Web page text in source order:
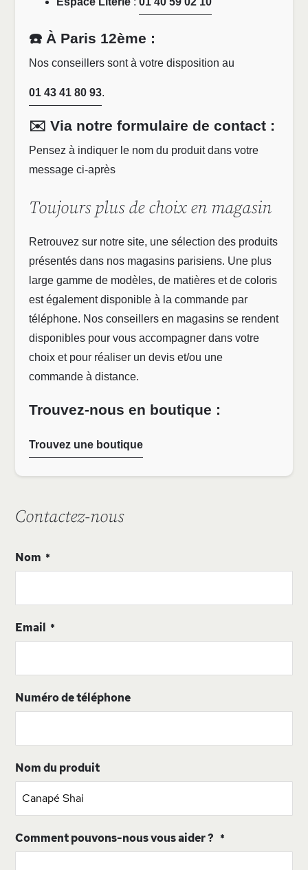
☎️ À Paris 12ème :
Nos conseillers sont à votre disposition au
01 43 41 80 93.
✉️ Via notre formulaire de contact :
Pensez à indiquer le nom du produit dans votre
message ci-après
Toujours plus de choix en magasin
Retrouvez sur notre site, une sélection des produits
présentés dans nos magasins parisiens. Une plus
large gamme de modèles, de matières et de coloris
est également disponible à la commande par
téléphone. Nos conseillers en magasins se rendent
disponibles pour vous accompagner dans votre
choix et pour réaliser un devis et/ou une
commande à distance.
Trouvez-nous en boutique :
Trouvez une boutique
Contactez-nous
Nom
Email
Numéro de téléphone
Nom du produit
Comment pouvons-nous vous aider ?